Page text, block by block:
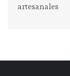
artesanales